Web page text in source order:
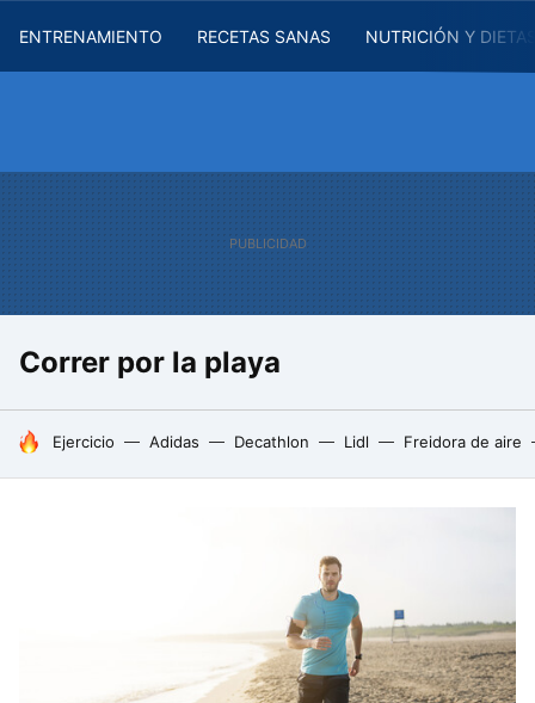
ENTRENAMIENTO RECETAS SANAS NUTRICIÓN Y
Correr por la playa
HOY SE HABLA DE
Ejercicio Adidas Decathlon Lidl Freidora de aire